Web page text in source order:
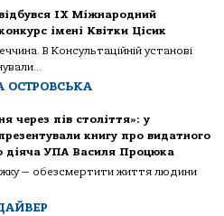
IX Міжнародний
імені Квітки Цісик
В Консультаційній установі
через пів століття»: у
книгу про видатного
діяча УПА Василя Процюка
— обезсмертити життя людини